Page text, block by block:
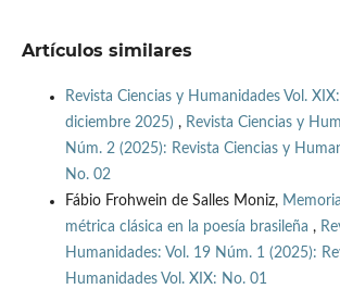
Artículos similares
Revista Ciencias y Humanidades Vol.
diciembre 2025) , Revista Ciencias y
Núm. 2 (2025): Revista Ciencias y
No. 02
Fábio Frohwein de Salles Moniz,
métrica clásica en la poesía brasileña ,
Humanidades: Vol. 19 Núm. 1 (2025):
Humanidades Vol. XIX: No. 01